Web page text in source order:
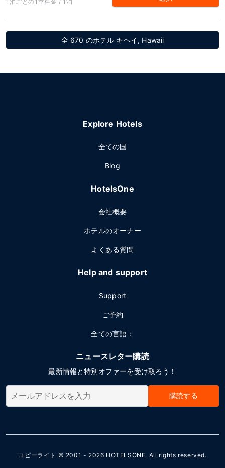
全 670 のホテル キヘイ, Hawaii
Explore Hotels
全ての国
Blog
HotelsOne
会社概要
ホテルのオーナー
よくある質問
Help and support
Support
ご予約
全ての言語：
ニュースレター購読
最新情報と特別オファーを受け取ろう！
購読する
コピーライト © 2001 - 2026 HOTELSONE. All rights reserved.